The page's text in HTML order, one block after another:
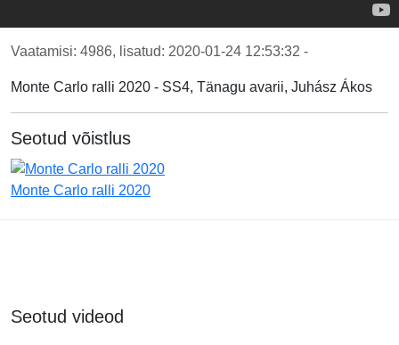
Vaatamisi: 4986, lisatud: 2020-01-24 12:53:32 -
Monte Carlo ralli 2020 - SS4, Tänagu avarii, Juhász Ákos
Seotud võistlus
Monte Carlo ralli 2020
Seotud videod